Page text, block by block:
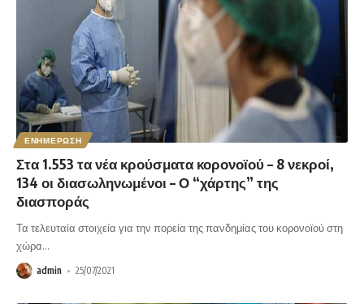
ΕΝΗΜΕΡΩΣΗ
Στα 1.553 τα νέα κρούσματα κορονοϊού – 8 νεκροί,
134 οι διασωληνωμένοι – Ο “χάρτης” της
διασποράς
Τα τελευταία στοιχεία για την πορεία της πανδημίας του κορονοϊού στη
χώρα…
admin 25/07/2021